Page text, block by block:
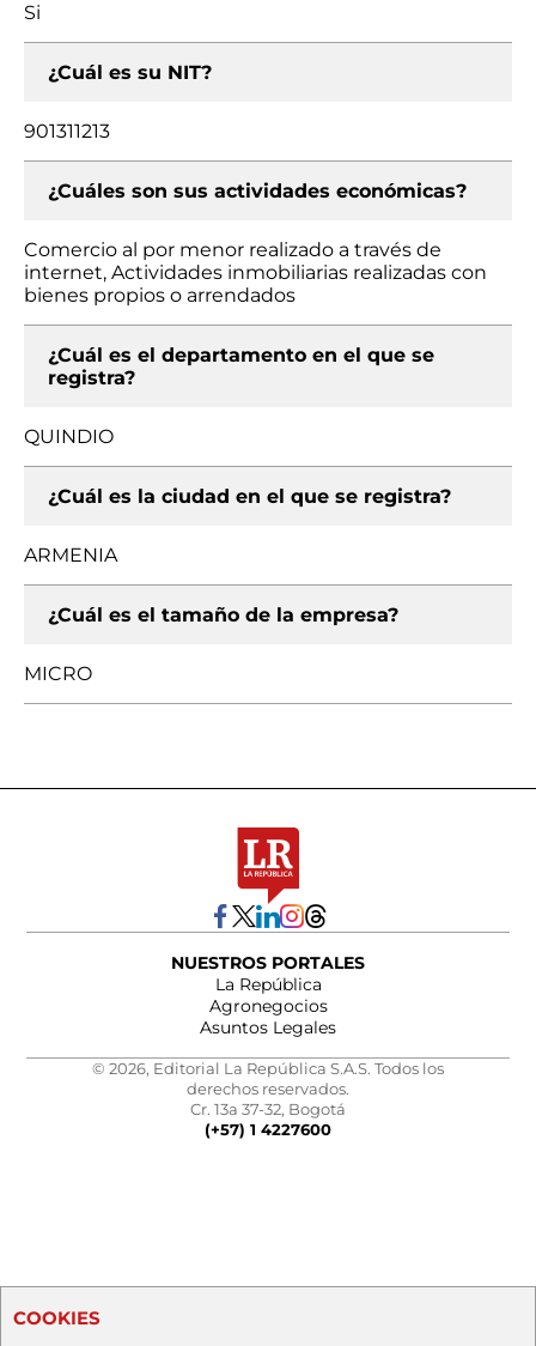
Si
¿Cuál es su NIT?
901311213
¿Cuáles son sus actividades económicas?
Comercio al por menor realizado a través de
internet, Actividades inmobiliarias realizadas con
bienes propios o arrendados
¿Cuál es el departamento en el que se
registra?
QUINDIO
¿Cuál es la ciudad en el que se registra?
ARMENIA
¿Cuál es el tamaño de la empresa?
MICRO
NUESTROS PORTALES
La República
Agronegocios
Asuntos Legales
© 2026, Editorial La República S.A.S. Todos los
derechos reservados.
Cr. 13a 37-32, Bogotá
(+57) 1 4227600
COOKIES